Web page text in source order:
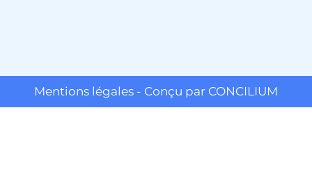
Mentions légales - Conçu par CONCILIUM